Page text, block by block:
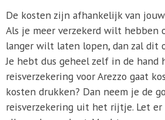
De kosten zijn afhankelijk van
Als je meer verzekerd wilt hebben
langer wilt laten lopen, dan zal dit
Je hebt dus geheel zelf in de hand
reisverzekering voor Arezzo gaat
kosten drukken? Dan neem je de
reisverzekering uit het rijtje. Let